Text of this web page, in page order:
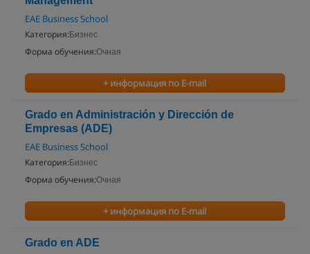
EAE Business School
Категория: Бизнес
Форма обучения:Очная
+ информация по E-mail
Grado en Administración y Dirección de
Empresas (ADE)
EAE Business School
Категория: Бизнес
Форма обучения:Очная
+ информация по E-mail
Grado en ADE